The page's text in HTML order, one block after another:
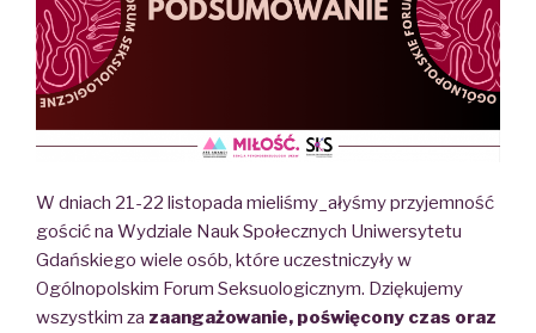
W dniach 21-22 listopada mieliśmy_ałyśmy przyjemność
gościć na Wydziale Nauk Społecznych Uniwersytetu
Gdańskiego wiele osób, które uczestniczyły w
Ogólnopolskim Forum Seksuologicznym. Dziękujemy
wszystkim za zaangażowanie, poświęcony czas oraz